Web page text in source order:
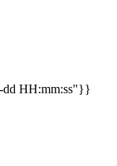
dd HH:mm:ss"}}